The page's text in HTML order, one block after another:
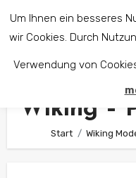
Wiking –
Start Wiking
Um Ihnen ein besseres
wir Cookies. Durch
Verwendung von